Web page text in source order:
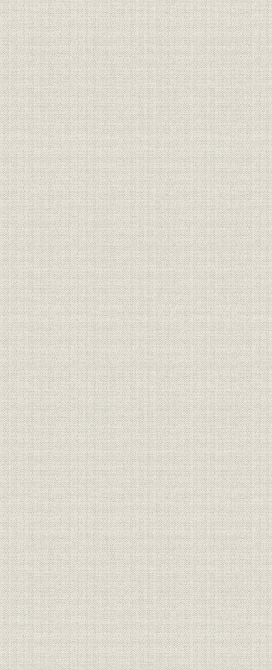
財務・業績
各期貸借対照表、損益計算書お
よび利益金分配計算書 《損失》
20)
財務・業績
各期貸借対照表、損益計算書お
よび利益金分配計算書 《利益金
分配》
20)
財務・業績 収益ならびに不公表利益内訳 1935.6期
経営理念
韓国中央銀行設立第1次案関係
資料 韓国中央銀行設立ニ関スル
方法
1907年頃
経営理念
韓国中央銀行設立第1次案関係
資料 水町大蔵次官の阪谷大蔵大
臣に対する説明書
経営理念
韓国銀行設立事情一件書類写 韓
国中央銀行設立ニ関スル方法ノ
綱要
経営理念
韓国銀行設立事情一件書類写 大
韓銀行法案
経営理念
韓国銀行設立事情一件書類写 第
一銀行券ノ整理ニ関スル法律案
経営理念
韓国銀行設立事情一件書類写
(第一銀行券引継に関する大蔵省
見込)
経営理念
韓国銀行設立事情一件書類写 韓
国銀行設立ニ関スル事項報告
経営理念
第一銀行資料 韓国中央金融機関
設置案(写)
法律;法令 第一銀行資料 大韓銀行条例